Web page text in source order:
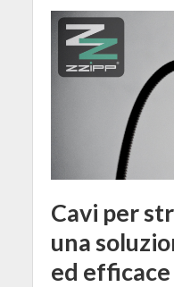
Cavi per
una
ed efficace